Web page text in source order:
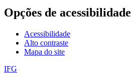
Opções de acessibilidade
Acessibilidade
Alto contraste
Mapa do site
IFG